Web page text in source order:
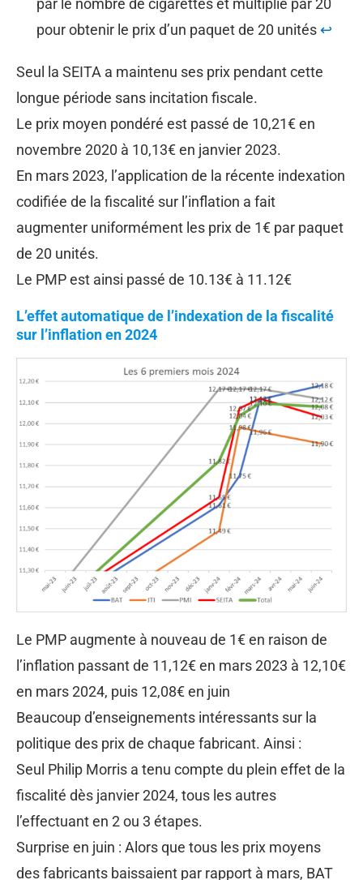
par le nombre de cigarettes et multiplié par 20
pour obtenir le prix d’un paquet de 20 unités↩︎
Seul la SEITA a maintenu ses prix pendant cette
longue période sans incitation fiscale.
Le prix moyen pondéré est passé de 10,21€ en
novembre 2020 à 10,13€ en janvier 2023.
En mars 2023, l’application de la récente indexation
codifiée de la fiscalité sur l’inflation a fait
augmenter uniformément les prix de 1€ par paquet
de 20 unités.
Le PMP est ainsi passé de 10.13€ à 11.12€
L’effet automatique de l’indexation de la fiscalité
sur l’inflation en 2024
Le PMP augmente à nouveau de 1€ en raison de
l’inflation passant de 11,12€ en mars 2023 à 12,10€
en mars 2024, puis 12,08€ en juin
Beaucoup d’enseignements intéressants sur la
politique des prix de chaque fabricant. Ainsi :
Seul Philip Morris a tenu compte du plein effet de la
fiscalité dès janvier 2024, tous les autres
l’effectuant en 2 ou 3 étapes.
Surprise en juin : Alors que tous les prix moyens
des fabricants baissaient par rapport à mars, BAT